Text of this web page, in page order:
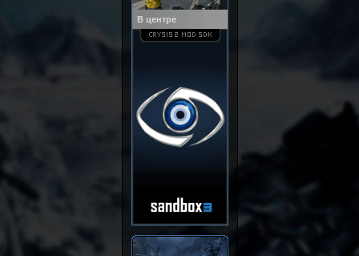
В центре